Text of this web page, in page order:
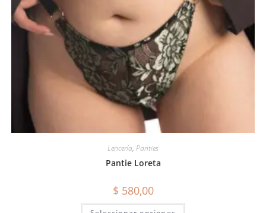
Lencería, Panties
Pantie Loreta
$ 580,00